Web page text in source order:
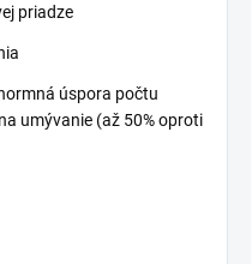
priadze
úspora počtu
umývanie (až 50% oproti